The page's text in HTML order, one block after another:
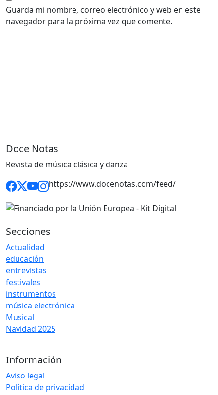
Guarda mi nombre, correo electrónico y web en este
navegador para la próxima vez que comente.
Doce Notas
Revista de música clásica y danza
https://www.docenotas.com/feed/
Secciones
Actualidad
educación
entrevistas
festivales
instrumentos
música electrónica
Musical
Navidad 2025
Información
Aviso legal
Política de privacidad